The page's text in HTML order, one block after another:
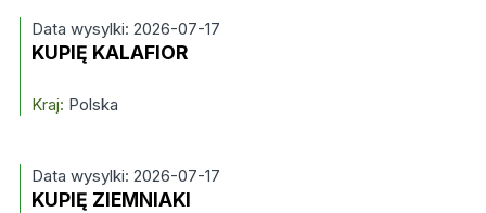
Data wysylki: 2026-07-17
KUPIĘ KALAFIOR
Kraj: Polska
Data wysylki: 2026-07-17
KUPIĘ ZIEMNIAKI